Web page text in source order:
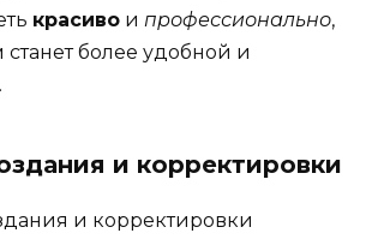
красиво и профессионально,
станет более удобной и
и корректировки